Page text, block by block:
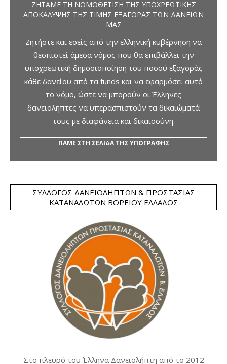
ΖΗΤΆΜΕ ΤΗ ΝΟΜΟΘΈΤΙΣΗ ΤΗΣ ΥΠΟΧΡΕΩΤΙΚΉΣ
ΑΠΟΚΆΛΥΨΗΣ ΤΗΣ ΤΙΜΉΣ ΕΞΑΓΟΡΆΣ ΤΩΝ ΔΑΝΕΊΩΝ
ΜΑΣ
Ζητήστε και εσείς από την ελληνική κυβέρνηση να
θεσπιστεί άμεσα νόμος που θα επιβάλλει την
υποχρεωτική δημοσιοποίηση του ποσού εξαγοράς
κάθε δανείου από τα funds και να εφαρμόσει αυτό
το νόμο, ώστε να μπορούν οι Έλληνες
δανειολήπτες να υπερασπιστούν τα δικαιώματά
τους με διαφάνεια και δικαιοσύνη.
ΠΑΜΕ ΣΤΗ ΣΕΛΙΔΑ ΤΗΣ ΥΠΟΓΡΑΦΗΣ
ΣΎΛΛΟΓΟΣ ΔΑΝΕΙΟΛΗΠΤΏΝ & ΠΡΟΣΤΑΣΊΑΣ
ΚΑΤΑΝΑΛΩΤΏΝ ΒΟΡΕΊΟΥ ΕΛΛΆΔΟΣ
Στο πλευρό του Έλληνα Δανειολήπτη από το 2012